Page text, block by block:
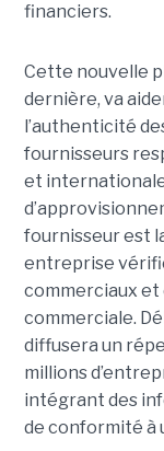
financiers.
Cette nouvelle
dernière, va
l’authenticité
fournisseurs
et
fournisseur est
entreprise
commerciaux et
commerciale.
diffusera un
millions
intégrant des
de conformité à